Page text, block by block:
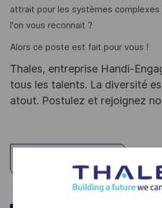
attrait pour les systèmes
l'on vous reconnait ?
Alors ce poste est fait pour vous !
Thales, entreprise Handi-
tous les talents. La diversité
atout. Postulez et rejoignez